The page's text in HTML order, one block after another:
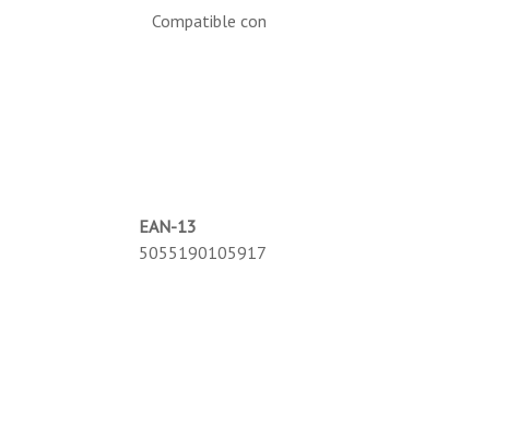
Compatible con
EAN-13
5055190105917